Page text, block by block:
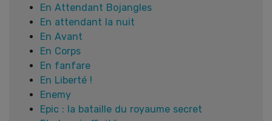
En Attendant Bojangles
En attendant la nuit
En Avant
En Corps
En fanfare
En Liberté !
Enemy
Epic : la bataille du royaume secret